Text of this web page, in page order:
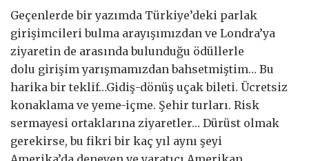
Geçenlerde bir yazımda Türkiye’deki parlak
girişimcileri bulma arayışımızdan ve Londra’ya
ziyaretin de arasında bulunduğu ödüllerle
dolu girişim yarışmamızdan bahsetmiştim… Bu
harika bir teklif…Gidiş-dönüş uçak bileti. Ücretsiz
konaklama ve yeme-içme. Şehir turları. Risk
sermayesi ortaklarına ziyaretler… Dürüst olmak
gerekirse, bu fikri bir kaç yıl aynı şeyi